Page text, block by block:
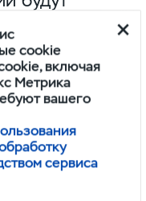
ООО
по
cookie
включая
Метрика
вашего
сервиса